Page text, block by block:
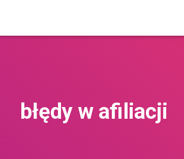
błędy w afiliacji